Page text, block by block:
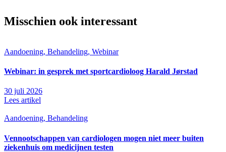
Misschien ook interessant
Aandoening, Behandeling, Webinar
Webinar: in gesprek met sportcardioloog Harald Jørstad
30 juli 2026
Lees artikel
Aandoening, Behandeling
Vennootschappen van cardiologen mogen niet meer buiten
ziekenhuis om medicijnen testen